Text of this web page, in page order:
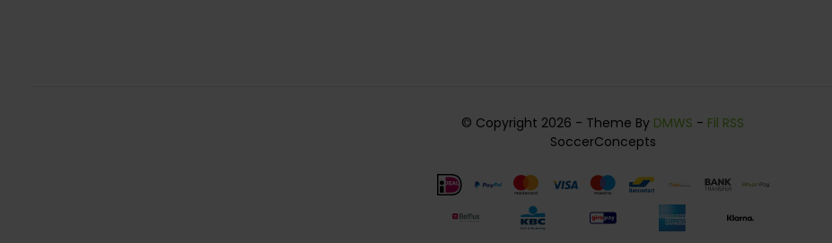
© Copyright 2026 - Theme By DMWS - Fil RSS
SoccerConcepts